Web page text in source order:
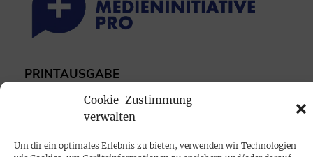
Cookie-Zustimmung
verwalten
Um dir ein optimales Erlebnis zu bieten, verwenden wir Technologien
PRINTAUSGABE
Mediadaten